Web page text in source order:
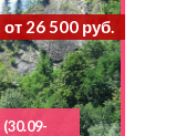
от 26 500 руб.
(30.09-